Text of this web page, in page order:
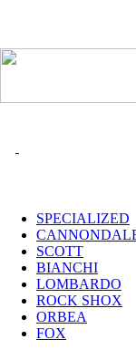
SPECIALIZED
SCOTT
BIANCHI
LOMBARDO
ROCK SHOX
ORBEA
FOX